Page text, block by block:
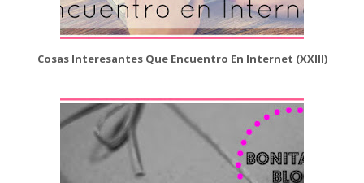
Cosas Interesantes Que Encuentro En Internet (XXIII)